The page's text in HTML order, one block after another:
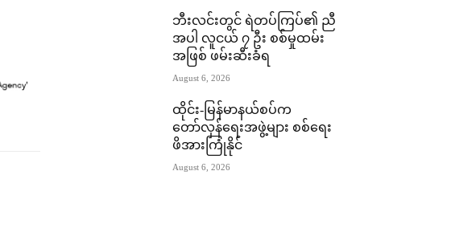
ဘီးလင်းတွင် ရဲတပ်ကြပ်၏ ညီ
အပါ လူငယ် ၇ ဦး စစ်မှုထမ်း
အဖြစ် ဖမ်းဆီးခံရ
August 6, 2026
ထိုင်း-မြန်မာနယ်စပ်က
တော်လှန်ရေးအဖွဲ့များ စစ်ရေး
ဖိအားကြုံနိုင်
August 6, 2026